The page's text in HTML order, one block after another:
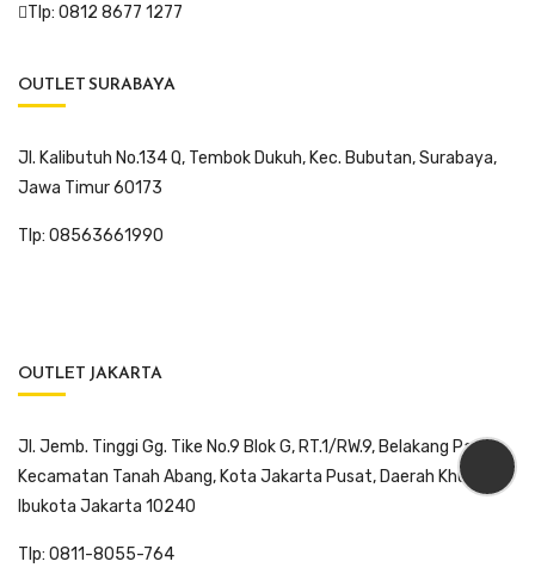
Tlp: 0812 8677 1277
OUTLET SURABAYA
Jl. Kalibutuh No.134 Q, Tembok Dukuh, Kec. Bubutan, Surabaya,
Jawa Timur 60173
Tlp: 08563661990
OUTLET JAKARTA
Jl. Jemb. Tinggi Gg. Tike No.9 Blok G, RT.1/RW.9, Belakang Pasar,
Kecamatan Tanah Abang, Kota Jakarta Pusat, Daerah Khusus
Ibukota Jakarta 10240
Tlp: 0811-8055-764